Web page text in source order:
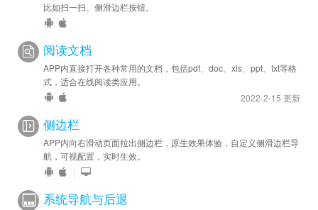
比如扫一扫、侧滑边栏按钮。
阅读文档
APP内直接打开各种常用的文档，包括pdf、doc、xls、ppt、txt等格
式，适合在线阅读类应用。
2022-2-15 更新
侧边栏
APP内向右滑动页面拉出侧边栏，原生效果体验，自定义侧滑边栏导
航，可视配置，实时生效。
|
系统导航与后退